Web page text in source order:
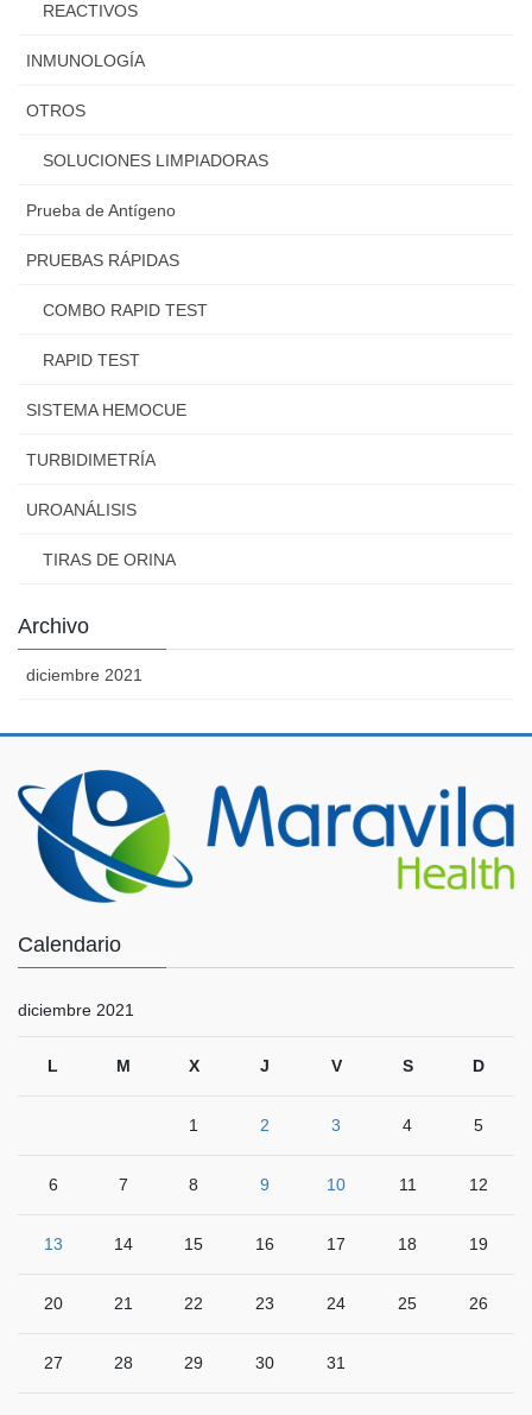
REACTIVOS
INMUNOLOGÍA
OTROS
SOLUCIONES LIMPIADORAS
Prueba de Antígeno
PRUEBAS RÁPIDAS
COMBO RAPID TEST
RAPID TEST
SISTEMA HEMOCUE
TURBIDIMETRÍA
UROANÁLISIS
TIRAS DE ORINA
Archivo
diciembre 2021
Calendario
diciembre 2021
L M X J V S D
1 2 3 4 5
6 7 8 9 10 11 12
13 14 15 16 17 18 19
20 21 22 23 24 25 26
27 28 29 30 31